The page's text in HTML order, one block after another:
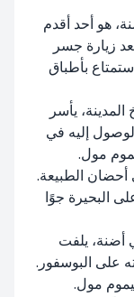
هو أحد أقدم
زيارة جسر
بأطباق
يأسر
إليه في
مول.
الطبيعة.
البحيرة جوًا
يلفت
على البوسفور.
مول.